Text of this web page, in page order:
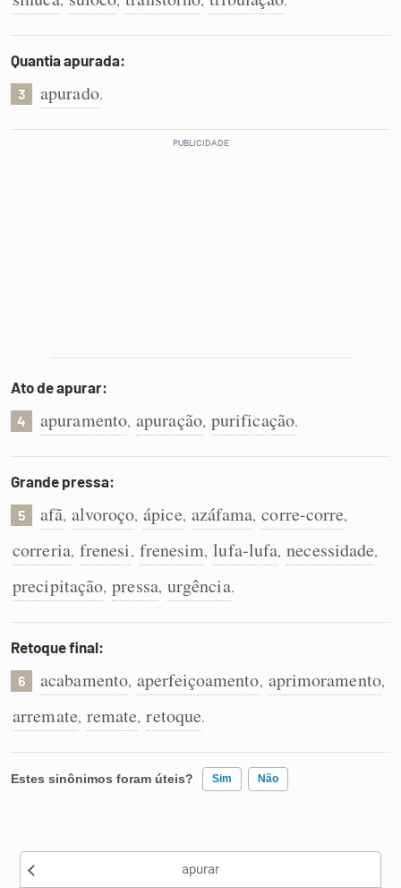
Quantia apurada:
3 apurado.
Ato de apurar:
4 apuramento, apuração, purificação.
Grande pressa:
5 afã, alvoroço, ápice, azáfama, corre-corre,
correria, frenesi, frenesim, lufa-lufa, necessidade,
precipitação, pressa, urgência.
Retoque final:
6 acabamento, aperfeiçoamento, aprimoramento,
arremate, remate, retoque.
Estes sinônimos foram úteis? Sim Não
Nenhum dos sinônimos apresentados me ajudou
apurar